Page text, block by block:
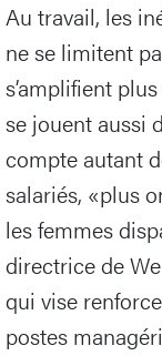
Au travail, les
ne se limitent
s’amplifient
se jouent aussi
compte autant
salariés, «plus
les femmes
directrice de
qui vise
postes